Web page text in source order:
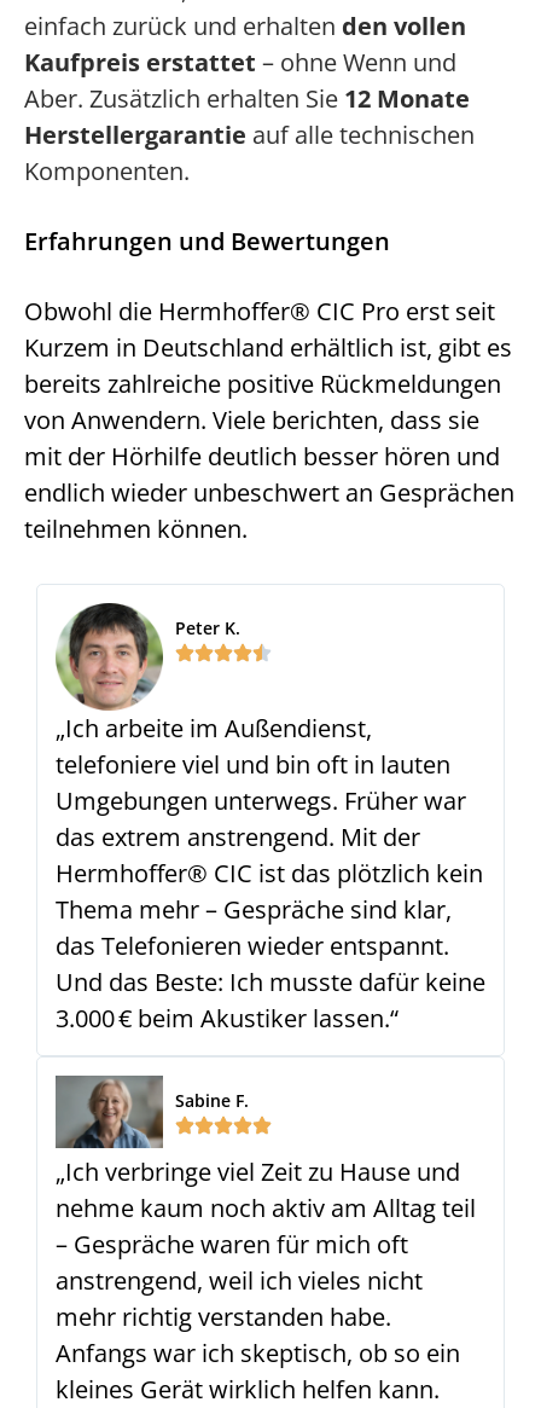
einfach zurück und erhalten den vollen
Kaufpreis erstattet – ohne Wenn und
Aber. Zusätzlich erhalten Sie 12 Monate
Herstellergarantie auf alle technischen
Komponenten.
Erfahrungen und Bewertungen
Obwohl die Hermhoffer® CIC Pro erst seit
Kurzem in Deutschland erhältlich ist, gibt es
bereits zahlreiche positive Rückmeldungen
von Anwendern. Viele berichten, dass sie
mit der Hörhilfe deutlich besser hören und
endlich wieder unbeschwert an Gesprächen
teilnehmen können.
Peter K.
„Ich arbeite im Außendienst,
telefoniere viel und bin oft in lauten
Umgebungen unterwegs. Früher war
das extrem anstrengend. Mit der
Hermhoffer® CIC ist das plötzlich kein
Thema mehr – Gespräche sind klar,
das Telefonieren wieder entspannt.
Und das Beste: Ich musste dafür keine
3.000 € beim Akustiker lassen.“
Sabine F.
„Ich verbringe viel Zeit zu Hause und
nehme kaum noch aktiv am Alltag teil
– Gespräche waren für mich oft
anstrengend, weil ich vieles nicht
mehr richtig verstanden habe.
Anfangs war ich skeptisch, ob so ein
kleines Gerät wirklich helfen kann.